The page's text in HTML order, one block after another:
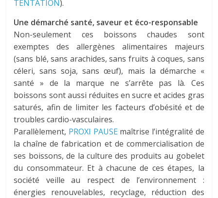
TENTATION).
Une démarché santé, saveur et éco-responsable
Non-seulement ces boissons chaudes sont
exemptes des allergènes alimentaires majeurs
(sans blé, sans arachides, sans fruits à coques, sans
céleri, sans soja, sans œuf), mais la démarche «
santé » de la marque ne s’arrête pas là. Ces
boissons sont aussi réduites en sucre et acides gras
saturés, afin de limiter les facteurs d’obésité et de
troubles cardio-vasculaires.
Parallèlement, PROXI PAUSEmaîtrise l’intégralité de
la chaîne de fabrication et de commercialisation de
ses boissons, de la culture des produits au gobelet
du consommateur. Et à chacune de ces étapes, la
société veille au respect de l’environnement :
énergies renouvelables, recyclage, réduction des